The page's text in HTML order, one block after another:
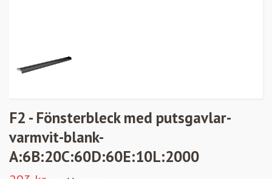
F2 - Fönsterbleck med putsgavlar-
varmvit-blank-
A:6B:20C:60D:60E:10L:2000